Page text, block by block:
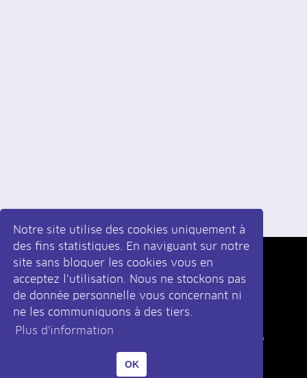
Notre site utilise des cookies uniquement à
des fins statistiques. En naviguant sur notre
site sans bloquer les cookies vous en
acceptez l’utilisation. Nous ne stockons pas
de donnée personnelle vous concernant ni
ne les communiquons à des tiers.
Plus d'information
OK
Inscrivez-vousà la newsletter
Design par krolstudio